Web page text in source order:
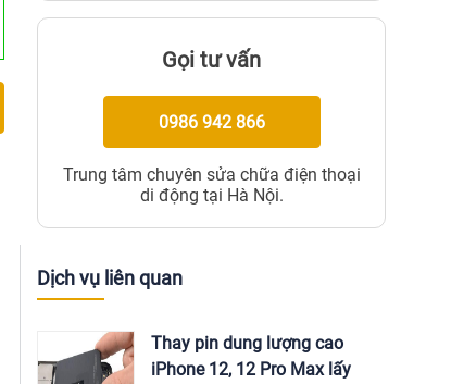
Gọi tư vấn
0986 942 866
Trung tâm chuyên sửa chữa điện thoại
di động tại Hà Nội.
Dịch vụ liên quan
Thay pin dung lượng cao
iPhone 12, 12 Pro Max lấy